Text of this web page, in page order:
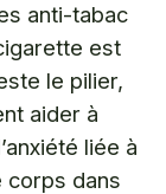
tabagique
anti-tabac
est
le pilier,
aider à
liée à
corps dans